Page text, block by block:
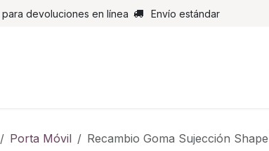
devoluciones en línea Envío estándar
Porta Móvil Recambio Goma Sujección